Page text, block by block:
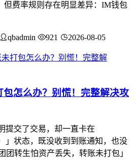
但费率规则存在明显差异：IM钱包
qbadmin 921 2026-08-05
怎么办？别慌！完整解决攻
提交了交易，却一直卡在
」状态，既没收到到账通知，也没
团转生怕资产丢失，转账未打包」